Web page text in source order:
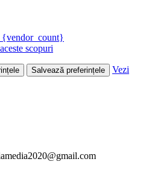
{vendor_count}
scopuri
Salvează preferințele
Vezi